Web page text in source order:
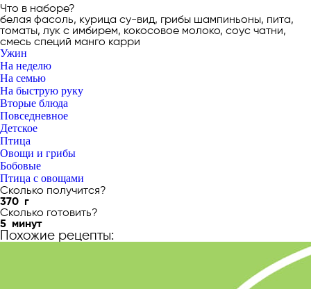
Что в наборе?
белая фасоль, курица су-вид, грибы шампиньоны, пита,
томаты, лук с имбирем, кокосовое молоко, соус чатни,
смесь специй манго карри
Ужин
На неделю
На семью
На быструю руку
Вторые блюда
Повседневное
Детское
Птица
Овощи и грибы
Бобовые
Птица с овощами
Сколько получится?
370 г
Сколько готовить?
5 минут
Похожие рецепты: